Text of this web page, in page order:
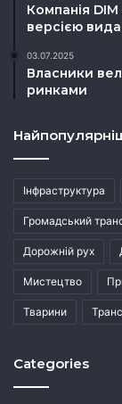
Компанія
версією
03.07.2025
Власники
ринками
Інфраструктура
Громадський
Дорожній рух
Мистецтво
Тварини
Categories